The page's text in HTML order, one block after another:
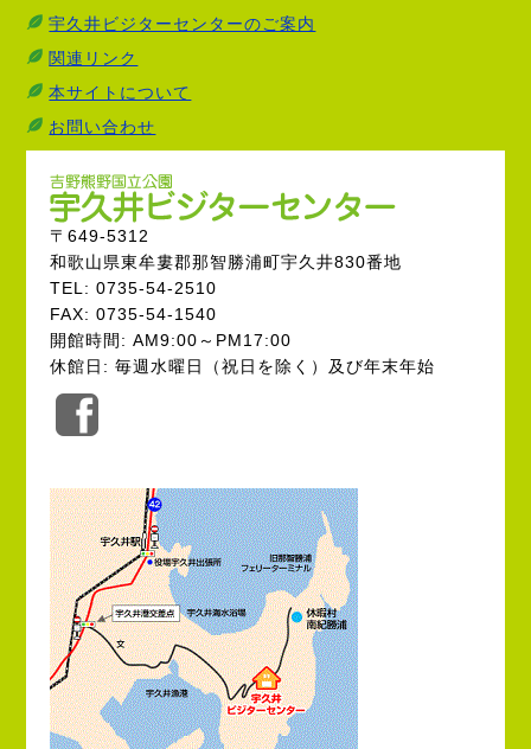
宇久井ビジターセンターのご案内
関連リンク
本サイトについて
お問い合わせ
〒649-5312
和歌山県東牟婁郡那智勝浦町宇久井830番地
TEL: 0735-54-2510
FAX: 0735-54-1540
開館時間: AM9:00～PM17:00
休館日: 毎週水曜日（祝日を除く）及び年末年始
式
Facebook